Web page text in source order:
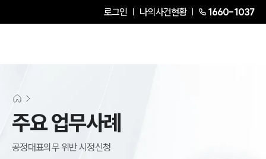
로그인 나의사건현황 1660-1037
주요 업무사례
공정대표의무 위반 시정신청